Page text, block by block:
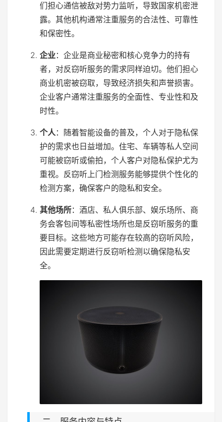
们担心通信被敌对势力监听，导致国家机密泄
露。其他机构通常注重服务的合法性、可靠性
和保密性。
企业：企业是商业秘密和核心竞争力的持有
者，对反窃听服务的需求同样迫切。他们担心
商业机密被窃取，导致经济损失和声誉损害。
企业客户通常注重服务的全面性、专业性和及
时性。
个人：随着智能设备的普及，个人对于隐私保
护的需求也日益增加。住宅、车辆等私人空间
可能被窃听或偷拍，个人客户对隐私保护尤为
重视。反窃听上门检测服务能够提供个性化的
检测方案，确保客户的隐私和安全。
其他场所：酒店、私人俱乐部、娱乐场所、商
务会客包间等私密性场所也是反窃听服务的重
要目标。这些地方可能存在较高的窃听风险，
因此需要定期进行反窃听检测以确保隐私安
全。